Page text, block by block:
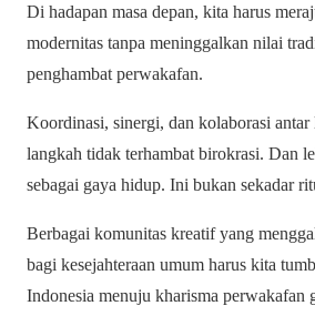
Di hadapan masa depan, kita harus
modernitas tanpa meninggalkan nilai
penghambat perwakafan.
Koordinasi, sinergi, dan kolaborasi
langkah tidak terhambat birokrasi. Dan
sebagai gaya hidup. Ini bukan sekadar
Berbagai komunitas kreatif yang
bagi kesejahteraan umum harus kita
Indonesia menuju kharisma perwakafan